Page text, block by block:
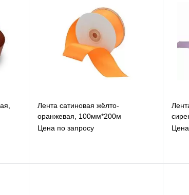
Лента сатиновая жёлто-
оранжевая, 100мм*200м
Цена по запросу